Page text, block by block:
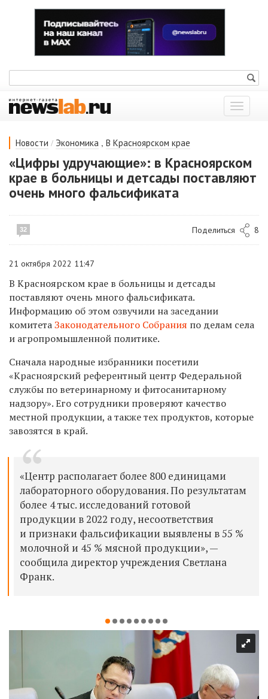
Показать
меню
Новости / Экономика , В Красноярском крае
«Цифры удручающие»: в Красноярском
крае в больницы и детсады поставляют
очень много фальсификата
32 Поделиться 8
21 октября 2022 11:47
В Красноярском крае в больницы и детсады
поставляют очень много фальсификата.
Информацию об этом озвучили на заседании
комитетаЗаконодательного Собрания по делам села
и агропромышленной политике.
Сначала народные избранники посетили
«Красноярский референтный центр Федеральной
службы по ветеринарному и фитосанитарному
надзору». Его сотрудники проверяют качество
местной продукции, а также тех продуктов, которые
завозятся в край.
«Центр располагает более 800 единицами
лабораторного оборудования. По результатам
более 4 тыс. исследований готовой
продукции в 2022 году, несоответствия
и признаки фальсификации выявлены в 55 %
молочной и 45 % мясной продукции», —
сообщила директор учреждения Светлана
Франк.